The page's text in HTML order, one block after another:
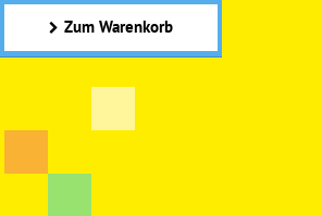
Zum Warenkorb